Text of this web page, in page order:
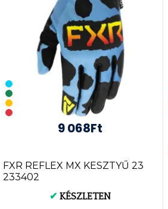
9 068Ft
FXR REFLEX MX KESZTYŰ 23
233402
✔KÉSZLETEN